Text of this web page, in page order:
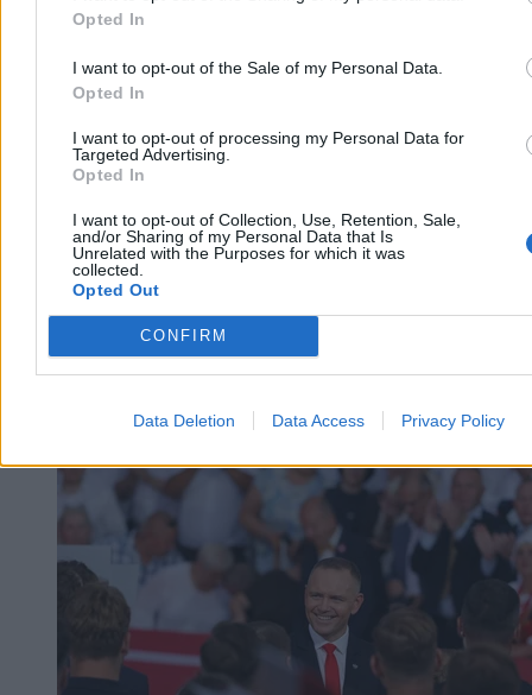
Opted In
I want to opt-out of the Sale of my Personal Data.
Opted In
I want to opt-out of processing my Personal Data for
Targeted Advertising.
Opted In
I want to opt-out of Collection, Use, Retention, Sale,
and/or Sharing of my Personal Data that Is
Unrelated with the Purposes for which it was
collected.
Opted Out
CONFIRM
Data Deletion Data Access Privacy Policy
Dzisiaj 07:27
Reklama